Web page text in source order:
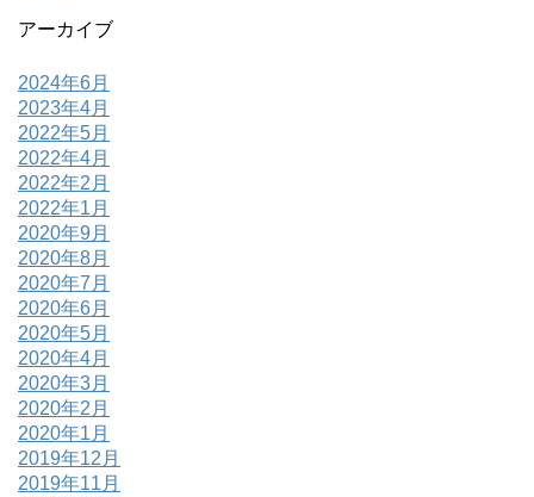
アーカイブ
2024年6月
2023年4月
2022年5月
2022年4月
2022年2月
2022年1月
2020年9月
2020年8月
2020年7月
2020年6月
2020年5月
2020年4月
2020年3月
2020年2月
2020年1月
2019年12月
2019年11月